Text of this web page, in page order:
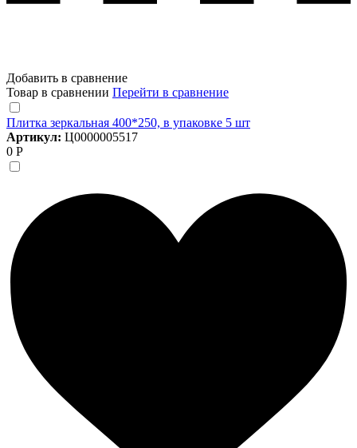
Добавить в сравнение
Товар в сравнении Перейти в сравнение
Плитка зеркальная 400*250, в упаковке 5 шт
Артикул: Ц0000005517
0 Р